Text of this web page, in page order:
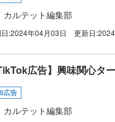
カルテット編集部
:2024年04月03日 更新日:
広告】興味関心タ
広告
カルテット編集部